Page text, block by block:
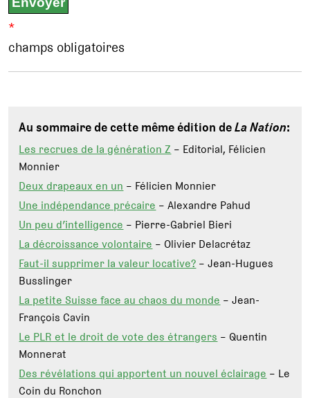
*
champs obligatoires
Au sommaire de cette même édition deLa Nation:
Les recrues de la génération Z– Editorial, Félicien
Monnier
Deux drapeaux en un– Félicien Monnier
Une indépendance précaire– Alexandre Pahud
Un peu d’intelligence– Pierre-Gabriel Bieri
La décroissance volontaire– Olivier Delacrétaz
Faut-il supprimer la valeur locative?– Jean-Hugues
Busslinger
La petite Suisse face au chaos du monde– Jean-
François Cavin
Le PLR et le droit de vote des étrangers– Quentin
Monnerat
Des révélations qui apportent un nouvel éclairage– Le
Coin du Ronchon